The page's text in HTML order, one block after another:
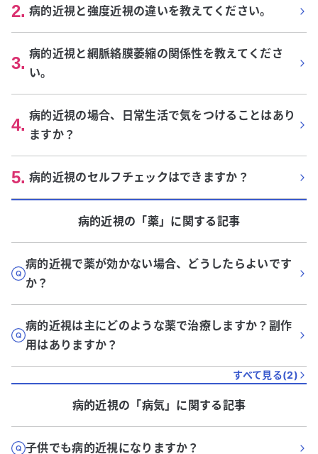
2. 病的近視と強度近視の違いを教えてください。
3. 病的近視と網脈絡膜萎縮の関係性を教えてくださ
い。
4. 病的近視の場合、日常生活で気をつけることはあり
ますか？
5. 病的近視のセルフチェックはできますか？
病的近視の「薬」に関する記事
病的近視で薬が効かない場合、どうしたらよいです
か？
病的近視は主にどのような薬で治療しますか？副作
用はありますか？
すべて見る(2)
病的近視の「病気」に関する記事
子供でも病的近視になりますか？